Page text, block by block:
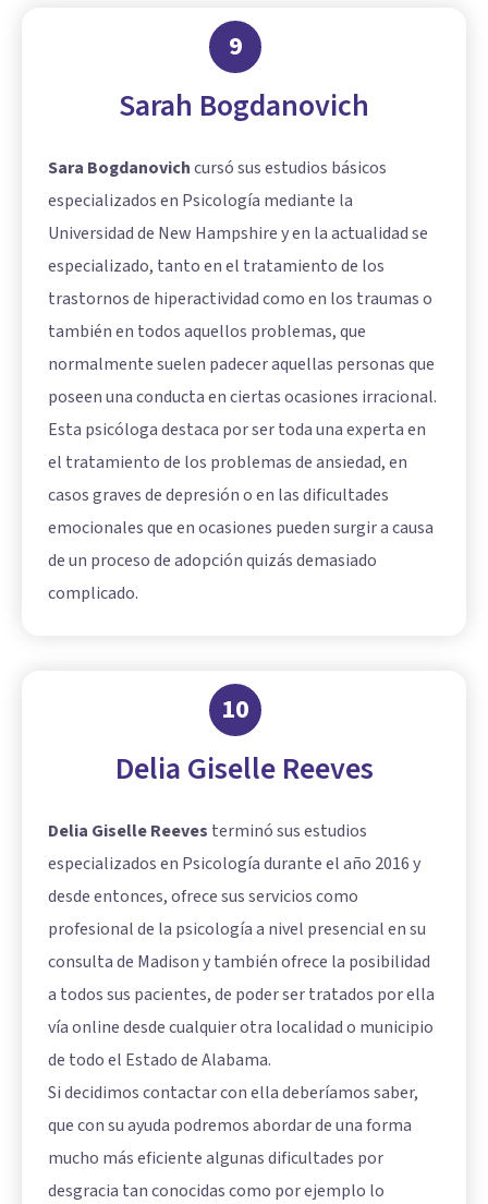
9
Sarah Bogdanovich
Sara Bogdanovichcursó sus estudios básicos
especializados en Psicología mediante la
Universidad de New Hampshire y en la actualidad se
especializado, tanto en el tratamiento de los
trastornos de hiperactividad como en los traumas o
también en todos aquellos problemas, que
normalmente suelen padecer aquellas personas que
poseen una conducta en ciertas ocasiones irracional.
Esta psicóloga destaca por ser toda una experta en
el tratamiento de los problemas de ansiedad, en
casos graves de depresión o en las dificultades
emocionales que en ocasiones pueden surgir a causa
de un proceso de adopción quizás demasiado
complicado.
10
Delia Giselle Reeves
Delia Giselle Reeves terminó sus estudios
especializados en Psicología durante el año 2016 y
desde entonces, ofrece sus servicios como
profesional de la psicología a nivel presencial en su
consulta de Madison y también ofrece la posibilidad
a todos sus pacientes, de poder ser tratados por ella
vía online desde cualquier otra localidad o municipio
de todo el Estado de Alabama.
Si decidimos contactar con ella deberíamos saber,
que con su ayuda podremos abordar de una forma
mucho más eficiente algunas dificultades por
desgracia tan conocidas como por ejemplo lo